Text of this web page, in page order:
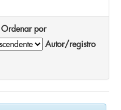
Ordenar por
Autor/registro